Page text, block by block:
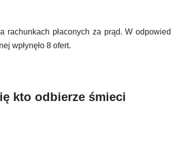
rachunkach płaconych za prąd. W
wpłynęło 8 ofert.
kto odbierze śmieci